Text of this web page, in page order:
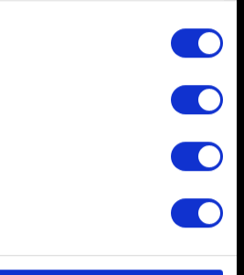
about your geographical
by actively scanning it for
your personal data is processed